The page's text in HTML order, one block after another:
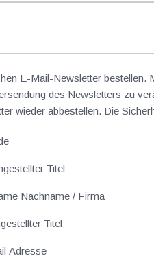
E-Mail-Newsletter
des Newsletters zu
wieder abbestellen. Die
Titel
Nachname / Firma
Titel
Adresse